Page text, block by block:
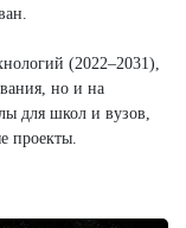
(2022–2031),
но и на
для школ и вузов,
проекты.